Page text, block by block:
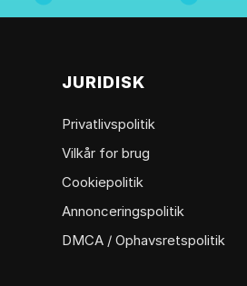
JURIDISK
Privatlivspolitik
Vilkår for brug
Cookiepolitik
Annonceringspolitik
DMCA / Ophavsretspolitik